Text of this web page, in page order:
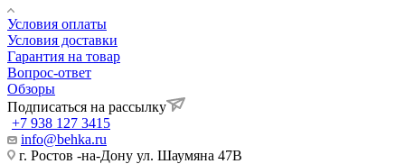
Условия оплаты
Условия доставки
Гарантия на товар
Вопрос-ответ
Обзоры
Подписаться на рассылку
+7 938 127 3415
info@behka.ru
г. Ростов -на-Дону ул. Шаумяна 47В